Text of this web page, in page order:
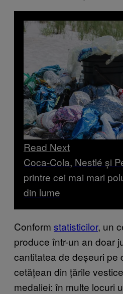
Read Next
Coca-Cola, Nestlé și
printre cei mai mari
din lume
Conform statisticilor, un
produce într-un an doar
cantitatea de deșeuri pe
cetățean din țările
medaliei: în multe locuri